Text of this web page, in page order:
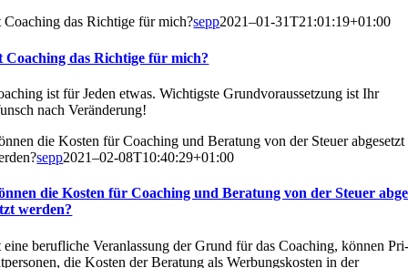
Coa­ching das Rich­ti­ge für mich?sepp2021–01-31T21:01:19+01:00
Coa­ching das Rich­ti­ge für mich?
ist für Jeden etwas. Wich­tigs­te Grund­vor­aus­set­zung ist Ihr
nach Ver­än­de­rung!
die Kos­ten für Coa­ching und Bera­tung von der Steu­er abge­setzt
sepp2021–02-08T10:40:29+01:00
die Kos­ten für Coa­ching und Bera­tung von der Steu­er
wer­den?
eine beruf­li­che Ver­an­las­sung der Grund für das Coa­ching, kön­nen
die Kos­ten der Bera­tung als Wer­bungs­kos­ten in der